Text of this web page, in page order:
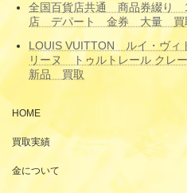
全国百貨店共通 商品券綴
店 デパート 金券 大量 買
LOUIS VUITTON ルイ・ヴィ
リーヌ トゥルトレール ク
新品 買取
HOME
買取実績
金について